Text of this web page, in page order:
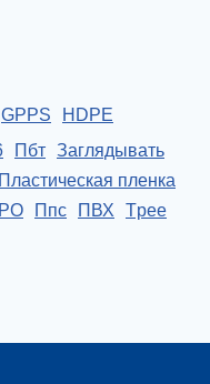
GPPS
HDPE
Пбт Заглядывать
Пластическая пленка
Ппс ПВХ
Tpee